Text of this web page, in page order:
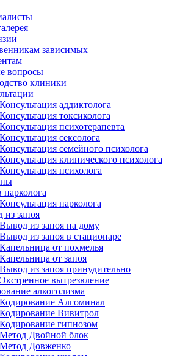
зависимых
вопросы
клиники
Консультация аддиктолога
Консультация токсиколога
Консультация психотерапевта
Консультация сексолога
Консультация семейного психолога
Консультация клинического психолога
Консультация психолога
Консультация нарколога
из запоя
Вывод из запоя на дому
Вывод из запоя в стационаре
Капельница от похмелья
Капельница от запоя
Вывод из запоя принудительно
Экстренное вытрезвление
алкоголизма
Кодирование Алгоминал
Кодирование Вивитрол
Кодирование гипнозом
Метод Двойной блок
Метод Довженко